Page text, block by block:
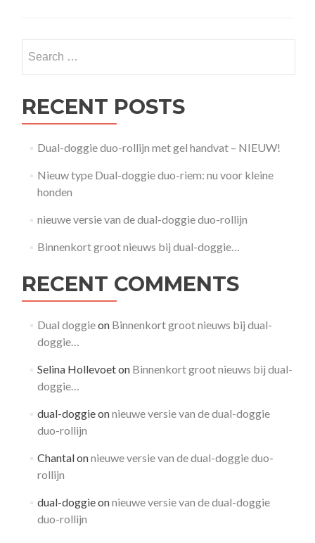
rollijn
for:
RECENT POSTS
Dual-doggie duo-rollijn met gel handvat – NIEUW!
Nieuw type Dual-doggie duo-riem: nu voor kleine
honden
nieuwe versie van de dual-doggie duo-rollijn
Binnenkort groot nieuws bij dual-doggie…
RECENT COMMENTS
Dual doggieon Binnenkort groot nieuws bij dual-
doggie…
Selina Hollevoeton Binnenkort groot nieuws bij dual-
doggie…
dual-doggieonnieuwe versie van de dual-doggie
duo-rollijn
Chantalonnieuwe versie van de dual-doggie duo-
rollijn
dual-doggieonnieuwe versie van de dual-doggie
duo-rollijn